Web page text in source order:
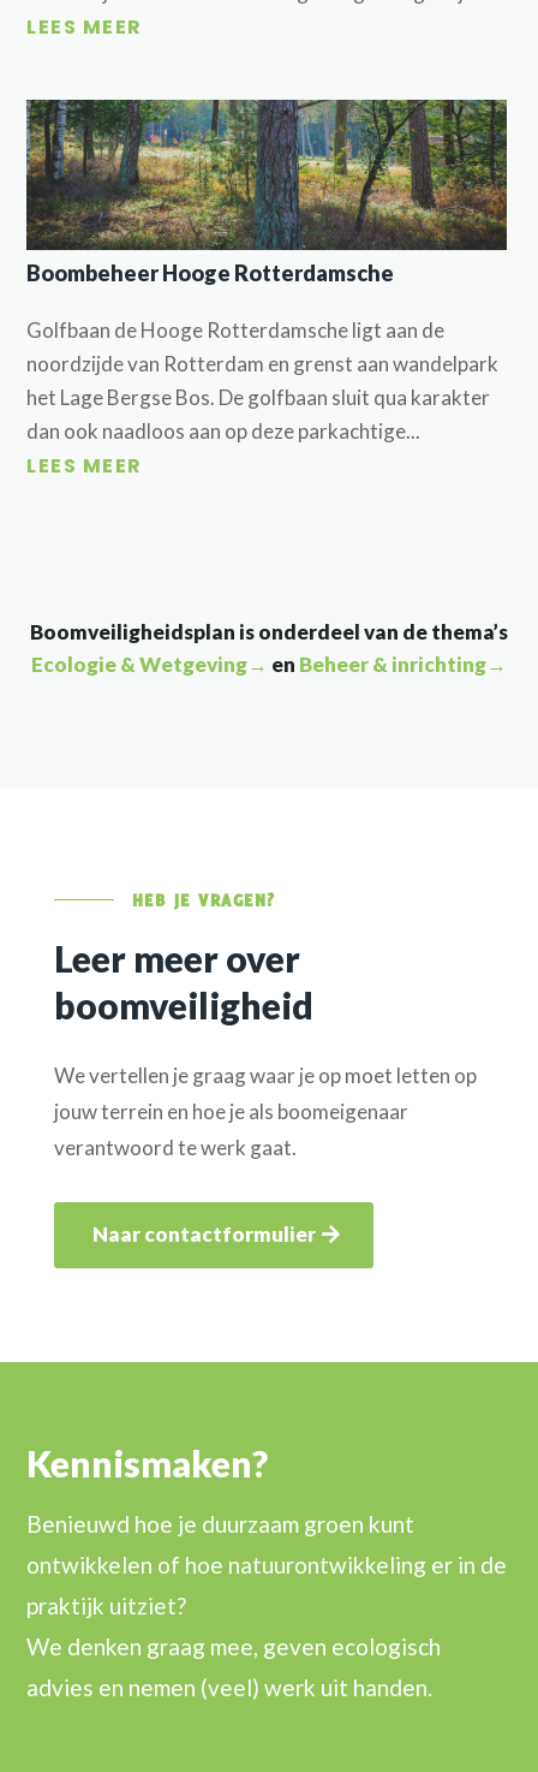
LEES MEER
Boombeheer Hooge Rotterdamsche
Golfbaan de Hooge Rotterdamsche ligt aan de
noordzijde van Rotterdam en grenst aan wandelpark
het Lage Bergse Bos. De golfbaan sluit qua karakter
dan ook naadloos aan op deze parkachtige...
LEES MEER
Boomveiligheidsplan is onderdeel van de thema’s
Ecologie & Wetgeving→ en Beheer & inrichting→
HEB JE VRAGEN?
Leer meer over
boomveiligheid
We vertellen je graag waar je op moet letten op
jouw terrein en hoe je als boomeigenaar
verantwoord te werk gaat.
Naar contactformulier
Kennismaken?
Benieuwd hoe je duurzaam groen kunt
ontwikkelen of hoe natuurontwikkeling er in de
praktijk uitziet?
We denken graag mee, geven ecologisch
advies en nemen (veel) werk uit handen.